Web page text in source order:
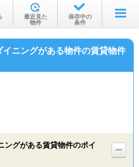
を探す
沿線・駅から
不動産会社から
最近見た
物件
保存中の
条件
ニングがある物件の賃貸物件
ングがある賃貸物件のポイ